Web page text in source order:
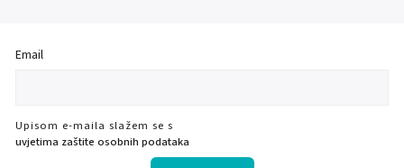
Email
Upisom e-maila slažem se s
uvjetima zaštite osobnih podataka